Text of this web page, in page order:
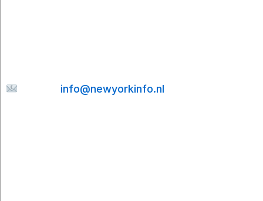
info@newyorkinfo.nl